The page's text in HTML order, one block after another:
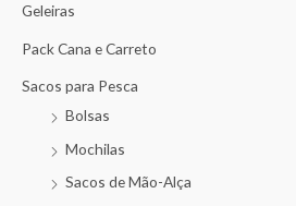
Geleiras
Pack Cana e Carreto
Sacos para Pesca
Bolsas
Mochilas
Sacos de Mão-Alça